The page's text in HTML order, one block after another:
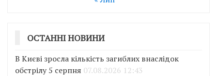
ОСТАННІ НОВИНИ
В Києві зросла кількість загиблих внаслідок
обстрілу 5 серпня 07.08.2026 12:43